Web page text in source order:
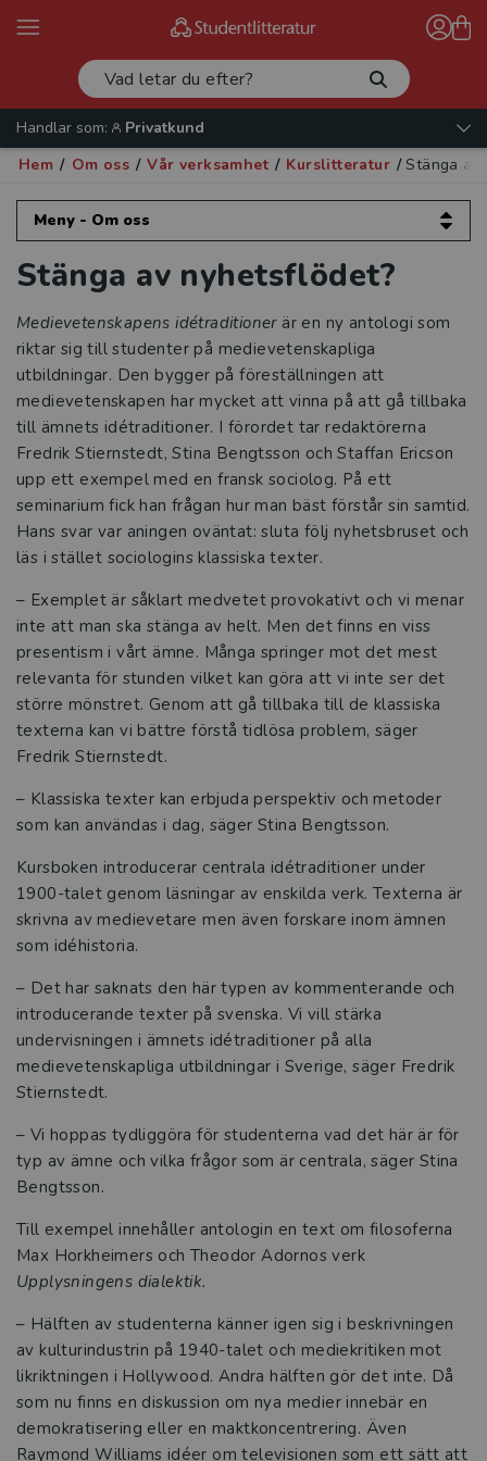
Handlar som:
Privatkund
Hem / Om oss / Vår verksamhet / Kurslitteratur / Stänga av
Meny - Om oss
Om oss
Kontakta oss
Vår verksamhet
Läromedel
Kurslitteratur
Därför behövs den svenska
kurslitteraturen
Så hotas den svenska kurslitteraturen
Studora
Kurslitteratur för Yrkeshögskolan
Kompetensutveckling
Prova demoprodukter
Organisation och ledning
Jobba hos oss
Studentlitteratur i siffror
GDPR och personuppgifter
Cookies
Tillgänglighet
Systemkrav
About us
Stänga av nyhetsflödet?
Medievetenskapens idétraditionerär en ny antologi som
riktar sig till studenter på medievetenskapliga
utbildningar. Den bygger på föreställningen att
medievetenskapen har mycket att vinna på att gå tillbaka
till ämnets idétraditioner. I förordet tar redaktörerna
Fredrik Stiernstedt, Stina Bengtsson och Staffan Ericson
upp ett exempel med en fransk sociolog. På ett
seminarium fick han frågan hur man bäst förstår sin samtid.
Hans svar var aningen oväntat: sluta följ nyhetsbruset och
läs i stället sociologins klassiska texter.
– Exemplet är såklart medvetet provokativt och vi menar
inte att man ska stänga av helt. Men det finns en viss
presentism i vårt ämne. Många springer mot det mest
relevanta för stunden vilket kan göra att vi inte ser det
större mönstret. Genom att gå tillbaka till de klassiska
texterna kan vi bättre förstå tidlösa problem, säger
Fredrik Stiernstedt.
– Klassiska texter kan erbjuda perspektiv och metoder
som kan användas i dag, säger Stina Bengtsson.
Kursboken introducerar centrala idétraditioner under
1900-talet genom läsningar av enskilda verk. Texterna är
skrivna av medievetare men även forskare inom ämnen
som idéhistoria.
– Det har saknats den här typen av kommenterande och
introducerande texter på svenska. Vi vill stärka
undervisningen i ämnets idétraditioner på alla
medievetenskapliga utbildningar i Sverige, säger Fredrik
Stiernstedt.
– Vi hoppas tydliggöra för studenterna vad det här är för
typ av ämne och vilka frågor som är centrala, säger Stina
Bengtsson.
Till exempel innehåller antologin en text om filosoferna
Max Horkheimers och Theodor Adornos verk
Upplysningens dialektik.
– Hälften av studenterna känner igen sig i beskrivningen
av kulturindustrin på 1940-talet och mediekritiken mot
likriktningen i Hollywood. Andra hälften gör det inte. Då
som nu finns en diskussion om nya medier innebär en
demokratisering eller en maktkoncentrering. Även
Raymond Williams idéer om televisionen som ett sätt att